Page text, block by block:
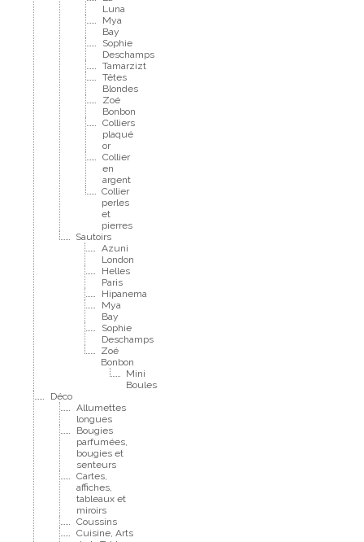
Luna
Mya
Bay
Sophie
Deschamps
Tamarzizt
Têtes
Blondes
Zoé
Bonbon
Colliers
plaqué
or
Collier
en
argent
Collier
perles
et
pierres
Sautoirs
Azuni
London
Helles
Paris
Hipanema
Mya
Bay
Sophie
Deschamps
Zoé
Bonbon
Mini
Boules
Déco
Allumettes
longues
Bougies
parfumées,
bougies et
senteurs
Cartes,
affiches,
tableaux et
miroirs
Coussins
Cuisine, Arts